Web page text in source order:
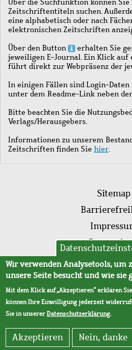
Zeitschriftentiteln suchen.
eine alphabetisch oder nach
elektronischen Zeitschriften
Über den Button
erhalten Sie
jeweiligen E-Journal. Ein Klick
führt direkt zur Webpräsenz der
In einigen Fällen sind Login-Daten
unter dem Readme-Link neben
Bitte beachten Sie die
Verlags/Herausgebers.
Informationen zu unserem
Zeitschriften finden Sie hier.
Sitemap
AVB
Wir verwenden Analysetools, um
unsere Seite besucht und wie sie
Mit dem Klick auf „Akzeptieren“ erklären
können Ihre Einwilligung jederzeit
Sie in unsererDatenschutzerklärung.
Akzeptieren Nein, danke